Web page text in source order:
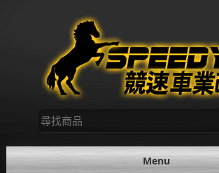
尋
找：
Menu